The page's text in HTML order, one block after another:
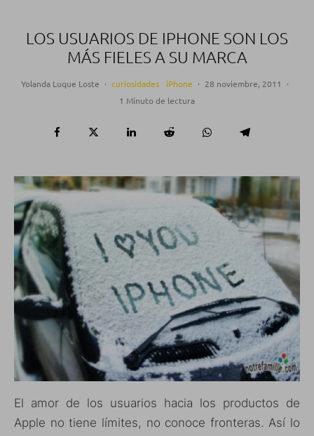
LOS USUARIOS DE IPHONE SON LOS
MÁS FIELES A SU MARCA
Yolanda Luque Loste · curiosidades iPhone · 28 noviembre, 2011
·
1 Minuto de lectura
El amor de los usuarios hacia los productos de
Apple no tiene límites, no conoce fronteras. Así lo